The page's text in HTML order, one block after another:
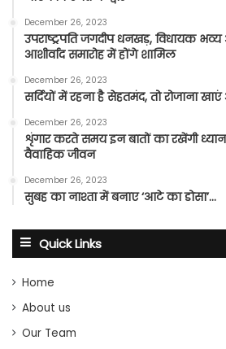
December 26, 2023
उपराष्ट्रपति जगदीप धनखड़, विधायक
आशीर्वाद समारोह में होंगे शामिल
December 26, 2023
सर्दियों में रहना है सेहतमंद, तो रोजाना
December 26, 2023
शृंगार करते समय इन बातों का रखेंगी
वैवाहिक जीवन
December 26, 2023
सुबह का नाश्ता में बनाए ‘आटे का डोसा’…
Quick Links
Home
About us
Our Team